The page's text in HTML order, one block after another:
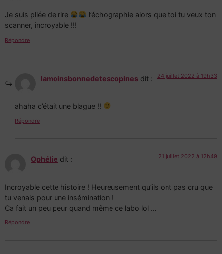
Je suis pliée de rire
l’échographie alors que toi tu veux ton
scanner, incroyable !!!
Répondre
lamoinsbonnedetescopines dit : 24 juillet 2022 à 19h33
ahaha c’était une blague !!
Répondre
Ophélie dit : 21 juillet 2022 à 12h49
Incroyable cette histoire ! Heureusement qu’ils ont pas cru que
tu venais pour une insémination !
Ca fait un peu peur quand même ce labo lol …
Répondre